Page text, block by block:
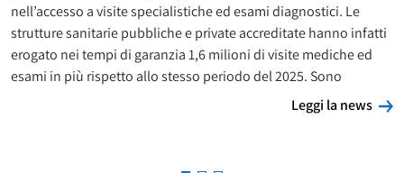
nell’accesso a visite specialistiche ed esami diagnostici. Le
strutture sanitarie pubbliche e private accreditate hanno infatti
erogato nei tempi di garanzia 1,6 milioni di visite mediche ed
esami in più rispetto allo stesso periodo del 2025. Sono
Leggi la news